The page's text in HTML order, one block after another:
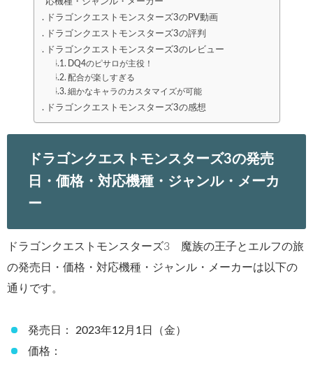
応機種・ジャンル・メーカー
ドラゴンクエストモンスターズ3のPV動画
ドラゴンクエストモンスターズ3の評判
ドラゴンクエストモンスターズ3のレビュー
DQ4のピサロが主役！
配合が楽しすぎる
細かなキャラのカスタマイズが可能
ドラゴンクエストモンスターズ3の感想
ドラゴンクエストモンスターズ3の発売
日・価格・対応機種・ジャンル・メーカ
ー
ドラゴンクエストモンスターズ3 魔族の王子とエルフの旅
の発売日・価格・対応機種・ジャンル・メーカーは以下の
通りです。
発売日： 2023年12月1日（金）
価格：